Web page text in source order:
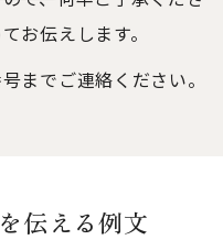
お伝えします。
までご連絡ください。
伝える例文